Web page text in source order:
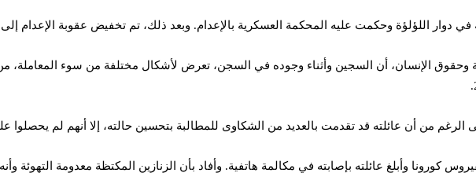
اللؤلؤة وحكمت عليه المحكمة العسكرية بالإعدام. وبعد ذلك، تم تخفيض عقوبة الإعدام إلى
الإنسان، أن السجين وأثناء وجوده في السجن، تعرض لأشكال مختلفة من سوء المعاملة،
من أن عائلته قد تقدمت بالعديد من الشكاوى للمطالبة بتحسين حالته، إلا أنهم لم يحصلوا